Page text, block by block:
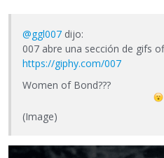
@ggl007 dijo:
007 abre una sección de gifs
https://giphy.com/007
Women of Bond???
(Image)